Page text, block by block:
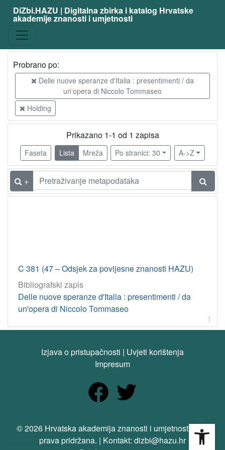
DiZbi.HAZU | Digitalna zbirka i katalog Hrvatske
akademije znanosti i umjetnosti
Probrano po:
Delle nuove speranze d'Italia : presentimenti / da
un'opera di Niccolo Tommaseo
Holding
Prikazano 1-1 od 1 zapisa
Faseta Lista Mreža Po stranici: 30 A->Z
+
C 381 (47 – Odsjek za povijesne znanosti HAZU)
Bibliografski zapis
Delle nuove speranze d'Italia : presentimenti / da
un'opera di Niccolo Tommaseo
1
Izjava o pristupačnosti | Uvjeti korištenja
Impresum
© 2026 Hrvatska akademija znanosti i umjetnosti. Sva
prava pridržana. | Kontakt: dizbi@hazu.hr